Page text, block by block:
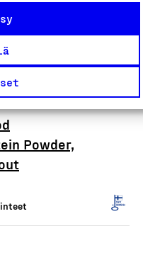
ja
Powder,